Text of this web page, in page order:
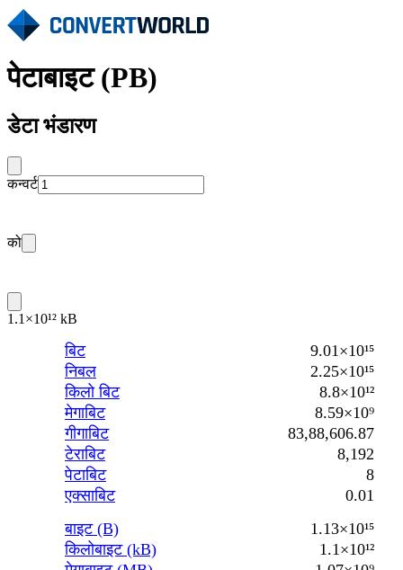
पेटाबाइट (PB)
डेटा भंडारण
कन्वर्ट
को
1.1×10¹² kB
बिट
9.01×10¹⁵
निबल
2.25×10¹⁵
किलो बिट
8.8×10¹²
मेगाबिट
8.59×10⁹
गीगाबिट
83,88,606.87
टेराबिट
8,192
पेटाबिट
8
एक्साबिट
0.01
बाइट (B)
1.13×10¹⁵
किलोबाइट (kB)
1.1×10¹²